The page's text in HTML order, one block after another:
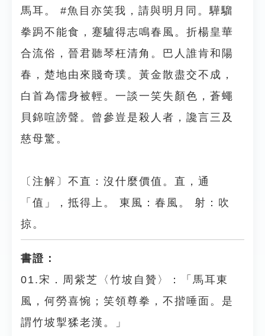
馬耳。 #魚目亦笑我，請與明月同。驊騮
拳跼不能食，蹇驢得志鳴春風。折楊皇華
合流俗，晉君聽琴枉清角。巴人誰肯和陽
春，楚地由來賤奇璞。黃金散盡交不成，
白首為儒身被輕。一談一笑失顏色，蒼蠅
貝錦喧謗聲。曾參豈是殺人者，讒言三及
慈母驚。
〔注解〕不直：沒什麼價值。直，通
「值」，抵得上。 東風：春風。 射：吹
掠。
書證：
01.宋．周紫芝〈竹坡自贊〉：「馬耳東
風，何勞喜惋；笑領尊拳，不揩唾面。是
謂竹坡掣猱老漢。」